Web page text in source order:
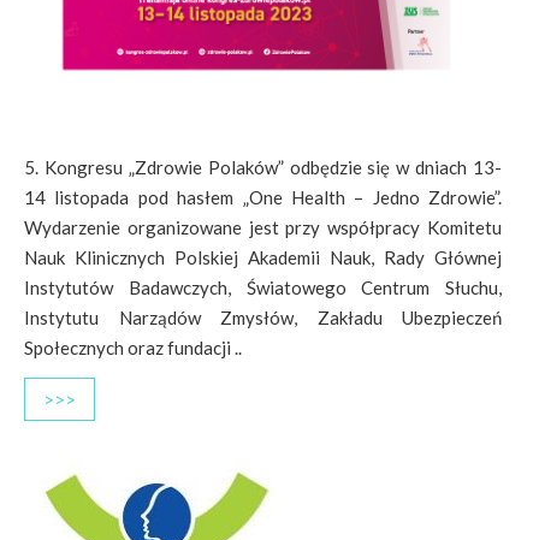
5. Kongresu „Zdrowie Polaków” odbędzie się w dniach 13-
14 listopada pod hasłem „One Health – Jedno Zdrowie”.
Wydarzenie organizowane jest przy współpracy Komitetu
Nauk Klinicznych Polskiej Akademii Nauk, Rady Głównej
Instytutów Badawczych, Światowego Centrum Słuchu,
Instytutu Narządów Zmysłów, Zakładu Ubezpieczeń
Społecznych oraz fundacji ..
>>>